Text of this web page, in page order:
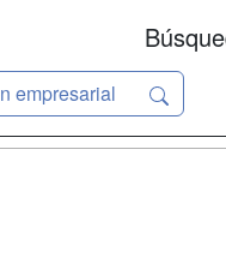
empresarial